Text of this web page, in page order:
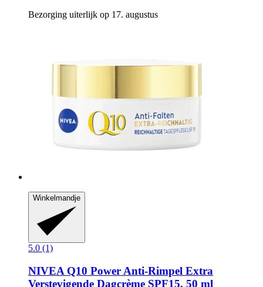
Bezorging uiterlijk op 17. augustus
Winkelmandje
5.0 (1)
NIVEA Q10 Power Anti-​Rimpel Extra
Verstevigende Dagcrème SPF15, 50 ml